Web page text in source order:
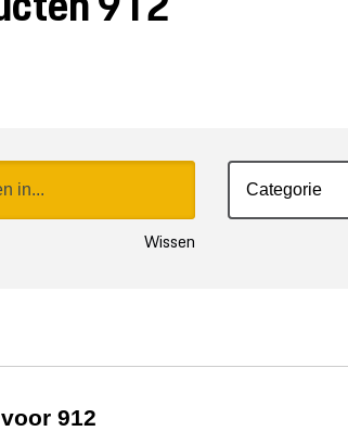
Wissen
Categorie
voor 912